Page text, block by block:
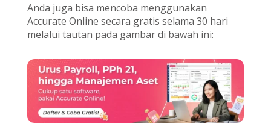
Anda juga bisa mencoba menggunakan
Accurate Online secara gratis selama 30 hari
melalui tautan pada gambar di bawah ini: